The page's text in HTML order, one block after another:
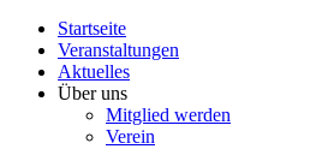
Startseite
Veranstaltungen
Aktuelles
Über uns
Mitglied werden
Verein